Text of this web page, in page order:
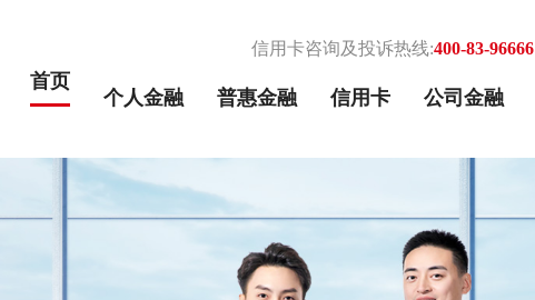
信用卡咨询及投诉热线:400-83-96666
首页
个人金融 普惠金融 信用卡 公司金融